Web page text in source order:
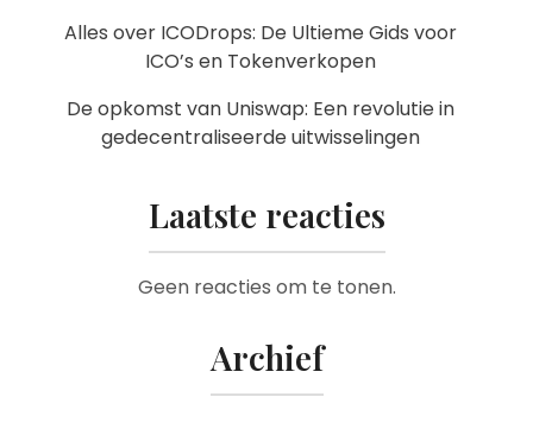
Alles over ICODrops: De Ultieme Gids voor
ICO’s en Tokenverkopen
De opkomst van Uniswap: Een revolutie in
gedecentraliseerde uitwisselingen
Laatste reacties
Geen reacties om te tonen.
Archief